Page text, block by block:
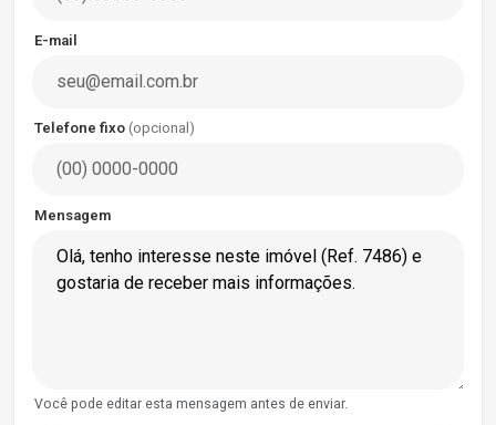
E-mail
Telefone fixo (opcional)
Mensagem
Você pode editar esta mensagem antes de enviar.